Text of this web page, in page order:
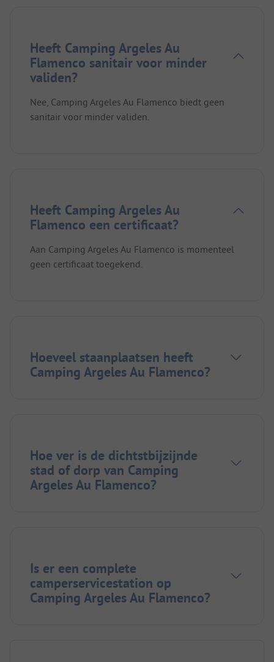
Heeft Camping Argeles Au
Flamenco sanitair voor minder
validen?
Nee, Camping Argeles Au Flamenco biedt geen
sanitair voor minder validen.
Heeft Camping Argeles Au
Flamenco een certificaat?
Aan Camping Argeles Au Flamenco is momenteel
geen certificaat toegekend.
Hoeveel staanplaatsen heeft
Camping Argeles Au Flamenco?
Hoe ver is de dichtstbijzijnde
stad of dorp van Camping
Argeles Au Flamenco?
Is er een complete
camperservicestation op
Camping Argeles Au Flamenco?